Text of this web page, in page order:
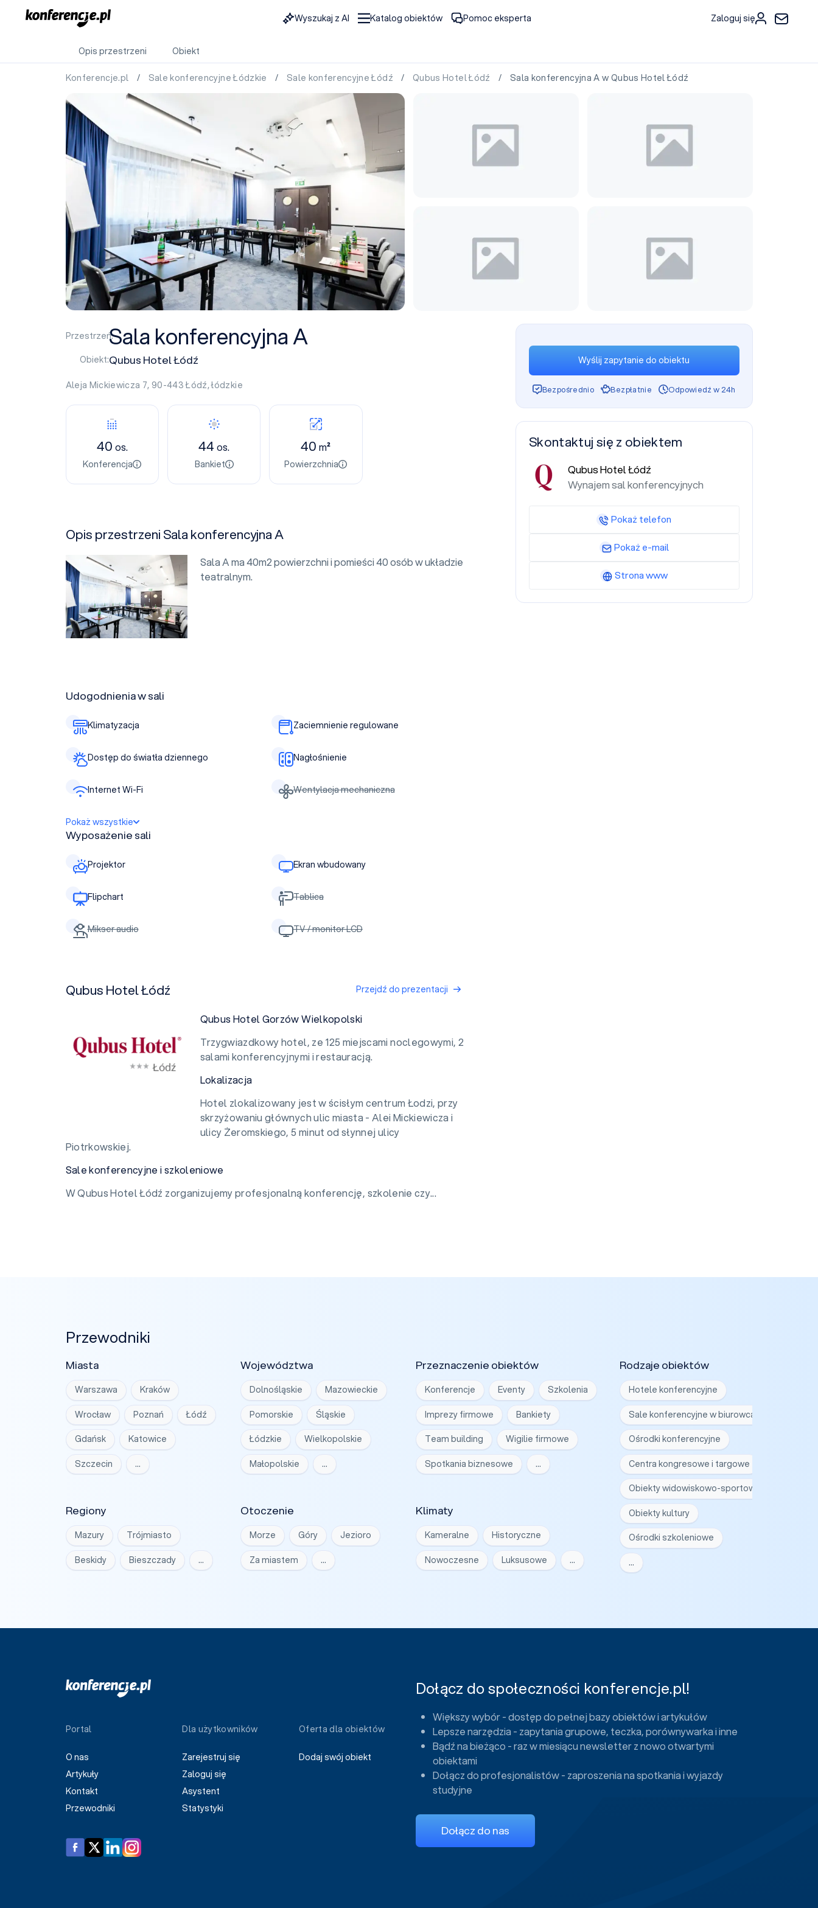
Wyszukaj z AI Katalog obiektów Pomoc eksperta Zaloguj się
Opis przestrzeni Obiekt
Konferencje.pl / Sale konferencyjne Łódzkie / Sale konferencyjne Łódź /Qubus Hotel Łódź / Sala konferencyjna A w Qubus Hotel Łódź
Przestrzeń:Sala konferencyjna A
Obiekt:Qubus Hotel Łódź
Aleja Mickiewicza 7, 90-443Łódź,łódzkie
40 os.
Konferencja
44os.
Bankiet
40m²
Powierzchnia
Opis przestrzeni Sala konferencyjna A
Sala A ma 40m2 powierzchni i pomieści 40 osób w układzie
teatralnym.
Udogodnienia w sali
Klimatyzacja Zaciemnienie regulowane
Dostęp do światła dziennego Nagłośnienie
Internet Wi-Fi Wentylacja mechaniczna
Pokaż wszystkie
Wyposażenie sali
Projektor Ekran wbudowany
Flipchart Tablica
Mikser audio TV / monitor LCD
Qubus Hotel Łódź Przejdź do prezentacji
Qubus Hotel Gorzów Wielkopolski
Trzygwiazdkowy hotel, ze 125 miejscami noclegowymi, 2
salami konferencyjnymi i restauracją.
Lokalizacja
Hotel zlokalizowany jest w ścisłym centrum Łodzi, przy
skrzyżowaniu głównych ulic miasta - Alei Mickiewicza i
ulicy Żeromskiego, 5 minut od słynnej ulicy
Piotrkowskiej.
Sale konferencyjne i szkoleniowe
W Qubus Hotel Łódź zorganizujemy profesjonalną konferencję, szkolenie czy...
Wyślij zapytanie do obiektu
Bezpośrednio Bezpłatnie Odpowiedź w 24h
Skontaktuj się z obiektem
Qubus Hotel Łódź
Wynajem sal konferencyjnych
Pokaż telefon
Pokaż e-mail
Strona www
Przewodniki
Miasta
Warszawa Kraków
Wrocław Poznań Łódź
Gdańsk Katowice
Szczecin …
Województwa
Dolnośląskie Mazowieckie
Pomorskie Śląskie
Łódzkie Wielkopolskie
Małopolskie …
Regiony
Mazury Trójmiasto
Beskidy Bieszczady …
Otoczenie
Morze Góry Jezioro
Za miastem …
Klimaty
Kameralne Historyczne
Nowoczesne Luksusowe …
Przeznaczenie obiektów
Konferencje Eventy Szkolenia
Imprezy firmowe Bankiety
Team building Wigilie firmowe
Spotkania biznesowe …
Rodzaje obiektów
Hotele konferencyjne
Sale konferencyjne w biurowcach
Ośrodki konferencyjne
Centra kongresowe i targowe
Obiekty widowiskowo-sportowe
Obiekty kultury
Ośrodki szkoleniowe
…
Portal
O nas
Artykuły
Kontakt
Przewodniki
Dla użytkowników
Zarejestruj się
Zaloguj się
Asystent
Statystyki
Oferta dla obiektów
Dodaj swój obiekt
Dołącz do społeczności konferencje.pl!
Większy wybór - dostęp do pełnej bazy obiektów i artykułów
Lepsze narzędzia - zapytania grupowe, teczka, porównywarka i inne
Bądź na bieżąco - raz w miesiącu newsletter z nowo otwartymi
obiektami
Dołącz do profesjonalistów - zaproszenia na spotkania i wyjazdy
studyjne
Dołącz do nas